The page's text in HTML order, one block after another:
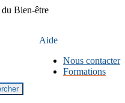
du Bien-être
Aide
Nous contacter
Formations